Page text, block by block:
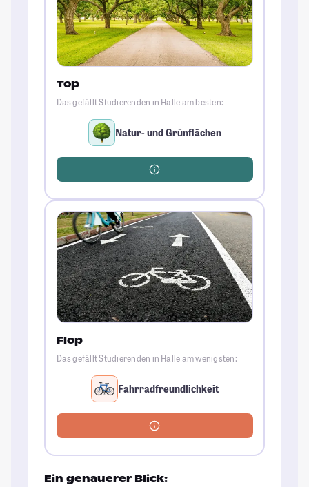
Top
Das gefällt Studierenden in Halle am besten:
Natur- und Grünflächen
Flop
Das gefällt Studierenden in Halle am wenigsten:
Fahrradfreundlichkeit
Ein genauerer Blick: